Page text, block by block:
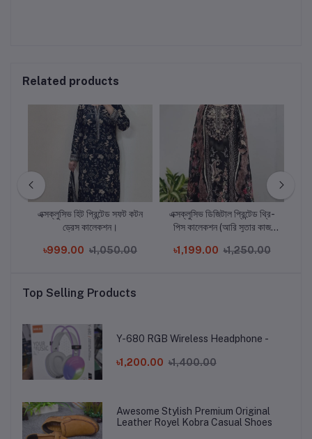
Related products
এক্সক্লুসিভ হিট প্রিন্টেড সফট কটন
ড্রেস কালেকশন।
৳999.00 ৳1,050.00
এক্সক্লুসিভ ডিজিটাল প্রিন্টেড থ্রি-
পিস কালেকশন (আরি সুতার কাজ
৳1,199.00 ৳1,250.00
Top Selling Products
Y-680 RGB Wireless Headphone -
৳1,200.00 ৳1,400.00
Awesome Stylish Premium Original
Leather Royel Kobra Casual Shoes